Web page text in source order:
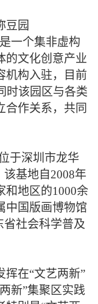
园
一个集非虚构
的文化创意产业
机构入驻，目前
时该园区与各类
合作关系，共同
于深圳市龙华
基地自2008年
和地区的1000余
中国版画博物馆
省社会科学普及
在“文艺两新”
新”集聚区实践